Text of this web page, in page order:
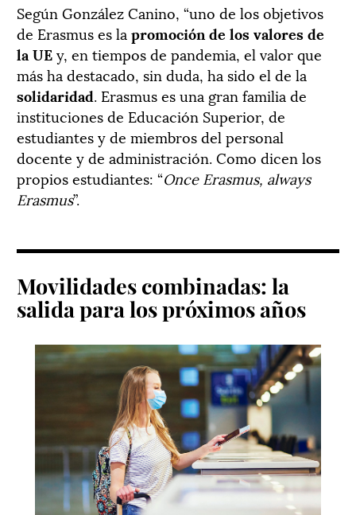
Según González Canino, “uno de los objetivos
de Erasmus es la promoción de los valores de
la UEy, en tiempos de pandemia, el valor que
más ha destacado, sin duda, ha sido el de la
solidaridad. Erasmus es una gran familia de
instituciones de Educación Superior, de
estudiantes y de miembros del personal
docente y de administración. Como dicen los
propios estudiantes: “Once Erasmus, always
Erasmus”.
Movilidades combinadas: la
salida para los próximos años